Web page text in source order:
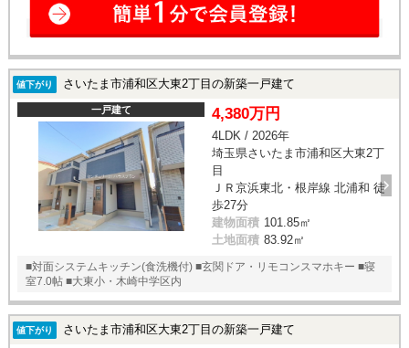
値下がり さいたま市浦和区大東2丁目の新築一戸建て
一戸建て 4,380万円
4LDK / 2026年
埼玉県さいたま市浦和区大東2丁
目
ＪＲ京浜東北・根岸線 北浦和 徒
歩27分
建物面積 101.85㎡
土地面積 83.92㎡
■対面システムキッチン(食洗機付) ■玄関ドア・リモコンスマホキー ■寝
室7.0帖 ■大東小・木崎中学区内
値下がり さいたま市浦和区大東2丁目の新築一戸建て